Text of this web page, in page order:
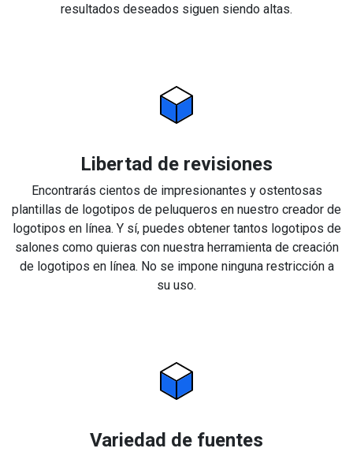
resultados deseados siguen siendo altas.
Libertad de revisiones
Encontrarás cientos de impresionantes y ostentosas
plantillas de logotipos de peluqueros en nuestro creador de
logotipos en línea. Y sí, puedes obtener tantos logotipos de
salones como quieras con nuestra herramienta de creación
de logotipos en línea. No se impone ninguna restricción a
su uso.
Variedad de fuentes